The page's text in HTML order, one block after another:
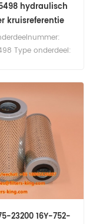
hydraulisch
kruisreferentie
Type onderdeel:
23200 16Y-752-